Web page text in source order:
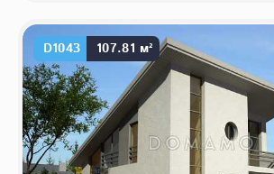
D1043 107.81 м²